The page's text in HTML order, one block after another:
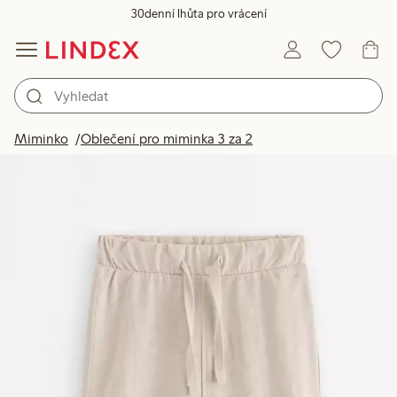
30denní lhůta pro vrácení
Miminko Oblečení pro miminka 3 za 2